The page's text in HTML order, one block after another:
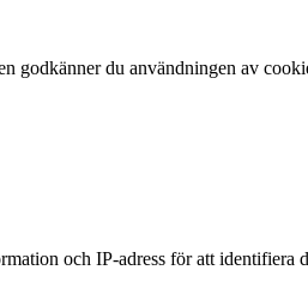
godkänner du användningen av
och IP-adress för att